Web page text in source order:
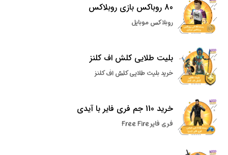
80 روباکس بازی روبلاکس
روبلاکس موبایل
بلیت طلایی کلش اف کلنز
خرید بلیت طلایی کلش اف کلنز
خرید 110 جم فری فایر با آیدی
فری فایر Free Fire